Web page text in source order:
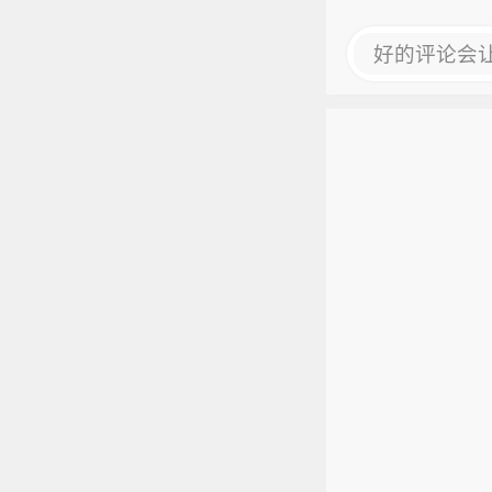
好的评论会